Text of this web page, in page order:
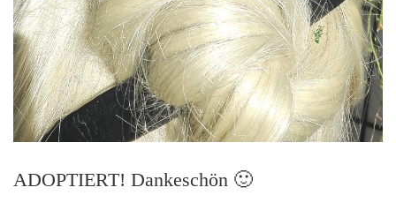
ADOPTIERT! Dankeschön 🙂